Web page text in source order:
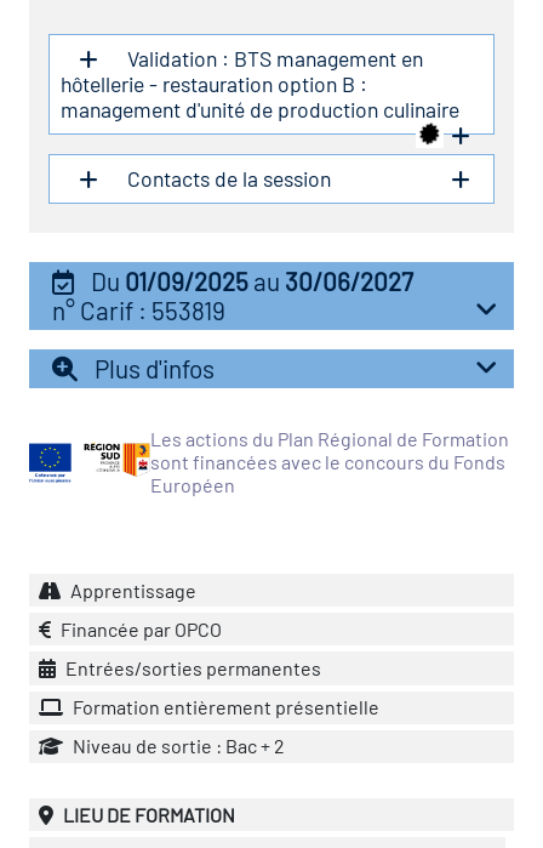
des secteurs(en
construction)
Validation : BTS management en
hôtellerie - restauration option B :
management d'unité de production culinaire
Contacts de la session
Du 01/09/2025 au 30/06/2027
n° Carif : 553819
Plus d'infos
Les actions du Plan Régional de Formation
sont financées avec le concours du Fonds
Européen
Apprentissage
Financée par OPCO
Entrées/sorties permanentes
Formation entièrement présentielle
Niveau de sortie : Bac + 2
LIEU DE FORMATION